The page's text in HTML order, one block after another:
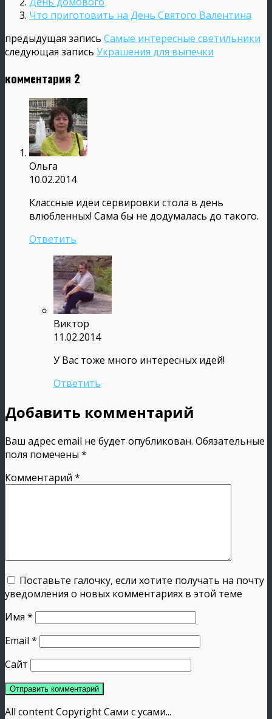
Что приготовить на День Святого Валентина
предыдущая запись Самые интересные светильники
следующая запись Украшения для выпечки
комментария 2
Ольга
10.02.2014
Классные идеи сервировки стола в день
влюбленных! Сама бы не додумалась до такого.
Ответить
Виктор
11.02.2014
У Вас тоже много интересных идей!
Ответить
Добавить комментарий
Ваш адрес email не будет опубликован. Обязательные
поля помечены *
Комментарий *
Поставьте галочку, если хотите получать на почту
уведомления о новых комментариях в этой теме
Имя *
Email *
Сайт
All content Copyright Сами с усами...